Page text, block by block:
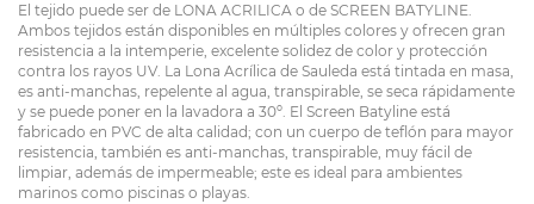
El tejido puede ser de LONA ACRILICA o de SCREEN BATYLINE.
Ambos tejidos están disponibles en múltiples colores y ofrecen gran
resistencia a la intemperie, excelente solidez de color y protección
contra los rayos UV. La Lona Acrílica de Sauleda está tintada en masa,
es anti-manchas, repelente al agua, transpirable, se seca rápidamente
y se puede poner en la lavadora a 30º. El Screen Batyline está
fabricado en PVC de alta calidad; con un cuerpo de teflón para mayor
resistencia, también es anti-manchas, transpirable, muy fácil de
limpiar, además de impermeable; este es ideal para ambientes
marinos como piscinas o playas.